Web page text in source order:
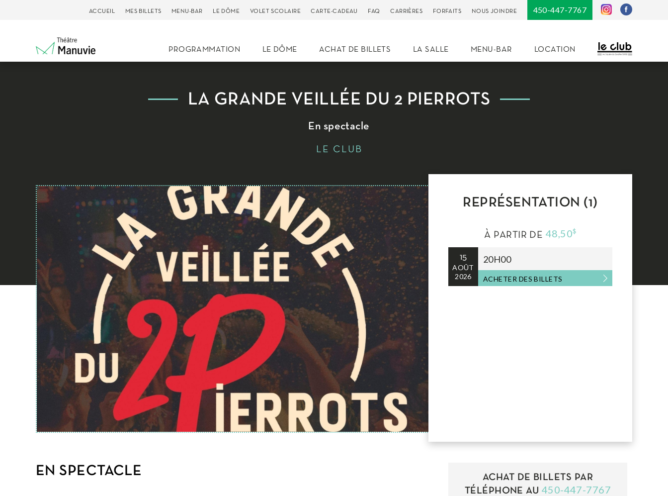
ACCUEIL MES BILLETS MENU-BAR LE DÔME VOLET SCOLAIRE CARTE-CADEAU FAQ CARRIÈRES FORFAITS NOUS JOINDRE 450-447-7767
PROGRAMMATION LE DÔME ACHAT DE BILLETS LA SALLE MENU-BAR LOCATION
LA GRANDE VEILLÉE DU 2 PIERROTS
En spectacle
LE CLUB
REPRÉSENTATION (1)
À PARTIR DE 48,50$
15
AOÛT
2026
20H00
ACHETER DES BILLETS
EN SPECTACLE
ACHAT DE BILLETS PAR
TÉLÉPHONE AU 450-447-7767